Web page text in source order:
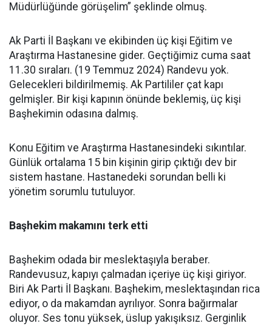
Müdürlüğünde görüşelim” şeklinde olmuş.
Ak Parti İl Başkanı ve ekibinden üç kişi Eğitim ve
Araştırma Hastanesine gider. Geçtiğimiz cuma saat
11.30 sıraları. (19 Temmuz 2024) Randevu yok.
Gelecekleri bildirilmemiş. Ak Partililer çat kapı
gelmişler. Bir kişi kapının önünde beklemiş, üç kişi
Başhekimin odasına dalmış.
Konu Eğitim ve Araştırma Hastanesindeki sıkıntılar.
Günlük ortalama 15 bin kişinin girip çıktığı dev bir
sistem hastane. Hastanedeki sorundan belli ki
yönetim sorumlu tutuluyor.
Başhekim makamını terk etti
Başhekim odada bir meslektaşıyla beraber.
Randevusuz, kapıyı çalmadan içeriye üç kişi giriyor.
Biri Ak Parti İl Başkanı. Başhekim, meslektaşından rica
ediyor, o da makamdan ayrılıyor. Sonra bağırmalar
oluyor. Ses tonu yüksek, üslup yakışıksız. Gerginlik